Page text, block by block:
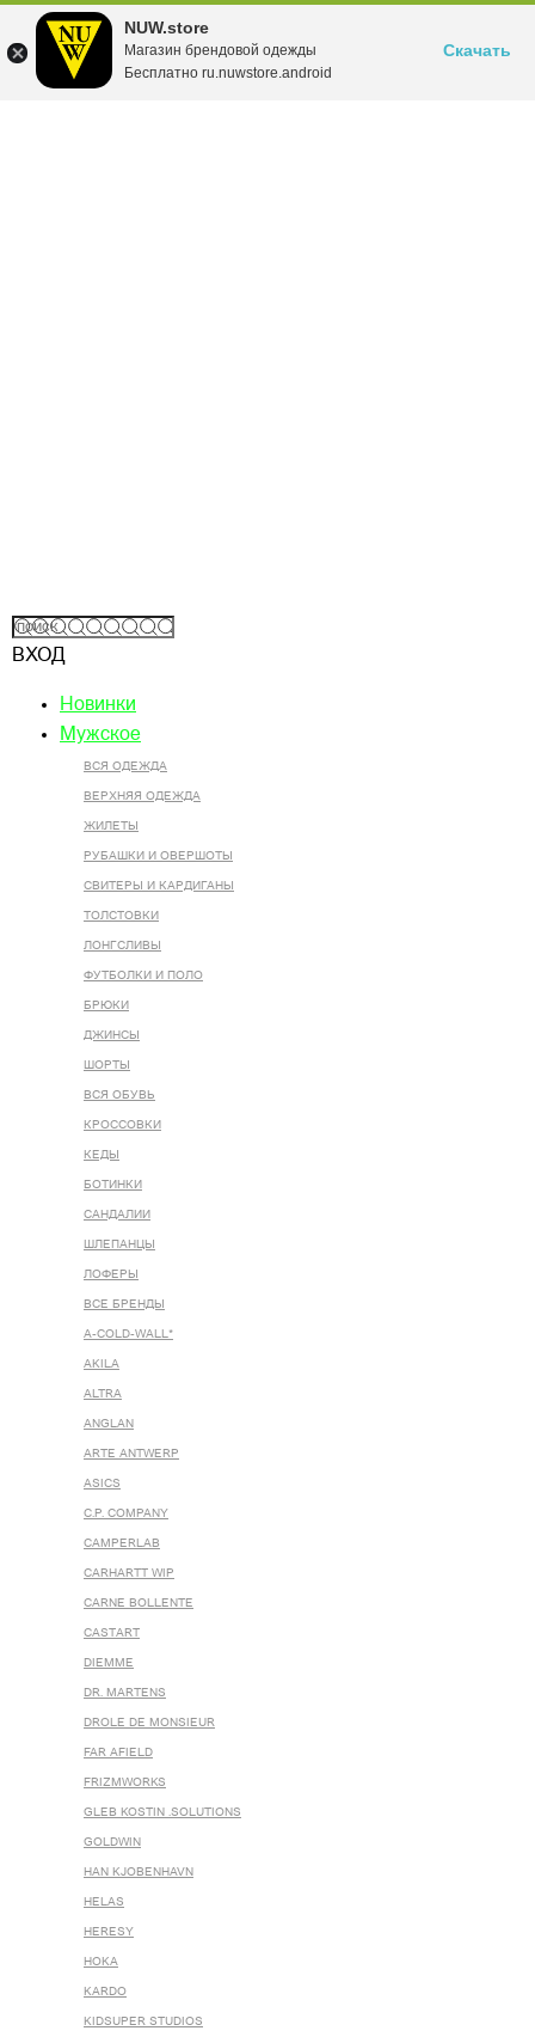
NUW.store
Магазин брендовой одежды
Бесплатно ru.nuwstore.android
Скачать
ВХОД
Новинки
Мужское
ВСЯ ОДЕЖДА
ВЕРХНЯЯ ОДЕЖДА
ЖИЛЕТЫ
РУБАШКИ И ОВЕРШОТЫ
СВИТЕРЫ И КАРДИГАНЫ
ТОЛСТОВКИ
ЛОНГСЛИВЫ
ФУТБОЛКИ И ПОЛО
БРЮКИ
ДЖИНСЫ
ШОРТЫ
ВСЯ ОБУВЬ
КРОССОВКИ
КЕДЫ
БОТИНКИ
САНДАЛИИ
ШЛЕПАНЦЫ
ЛОФЕРЫ
ВСЕ БРЕНДЫ
A-COLD-WALL*
AKILA
ALTRA
ANGLAN
ARTE ANTWERP
ASICS
C.P. COMPANY
CAMPERLAB
CARHARTT WIP
CARNE BOLLENTE
CASTART
DIEMME
DR. MARTENS
DROLE DE MONSIEUR
FAR AFIELD
FRIZMWORKS
GLEB KOSTIN .SOLUTIONS
GOLDWIN
HAN KJOBENHAVN
HELAS
HERESY
HOKA
KARDO
KIDSUPER STUDIOS